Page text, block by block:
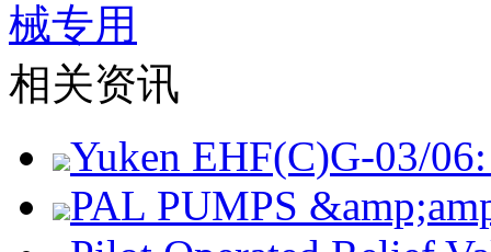
械专用
相关资讯
Yuken EHF(C)G-03/
PAL PUMPS